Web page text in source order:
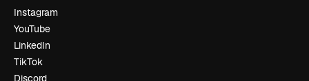
Instagram
YouTube
LinkedIn
TikTok
Discord